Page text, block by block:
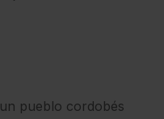
pueblo cordobés